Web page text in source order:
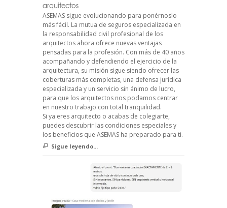
arquitectos
ASEMAS sigue evolucionando para ponérnoslo
más fácil. La mutua de seguros especializada en
la responsabilidad civil profesional de los
arquitectos ahora ofrece nuevas ventajas
pensadas para la profesión. Con más de 40 años
acompañando y defendiendo el ejercicio de la
arquitectura, su misión sigue siendo ofrecer las
coberturas más completas, una defensa jurídica
especializada y un servicio sin ánimo de lucro,
para que los arquitectos nos podamos centrar
en nuestro trabajo con total tranquilidad.
Si ya eres arquitecto o acabas de colegiarte,
puedes descubrir las condiciones especiales y
los beneficios que ASEMAS ha preparado para ti.
Sigue leyendo...